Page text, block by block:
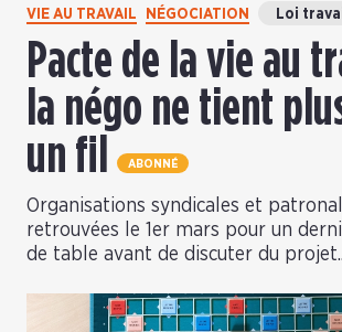
VIE AU TRAVAIL NÉGOCIATION Loi
Pacte de la vie au
la négo ne tient
un fil
ABONNÉ
Organisations syndicales et
retrouvées le 1er mars pour un
de table avant de discuter du